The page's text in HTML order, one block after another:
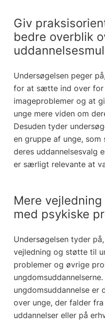
Giv
bedre overblik
Undersøgelsen peger
for at sætte ind over for
imageproblemer og at
unge mere viden om
Desuden tyder
en gruppe af unge, som
deres uddannelsesvalg
er særligt relevante at
Mere
med psykiske
Undersøgelsen tyder
vejledning og støtte til
problemer og øvrige
ungdomsuddannelse
over unge, der falder
uddannelser eller på